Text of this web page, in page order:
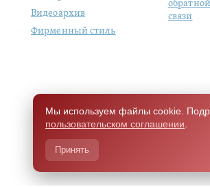
Видеоархив
Фирменный стиль
обратной
связи
Мы используем файлы cookie.
пользовательском соглашении
Принять